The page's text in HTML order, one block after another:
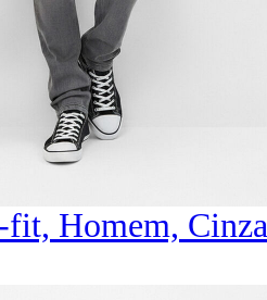
fit, Homem, Cinza